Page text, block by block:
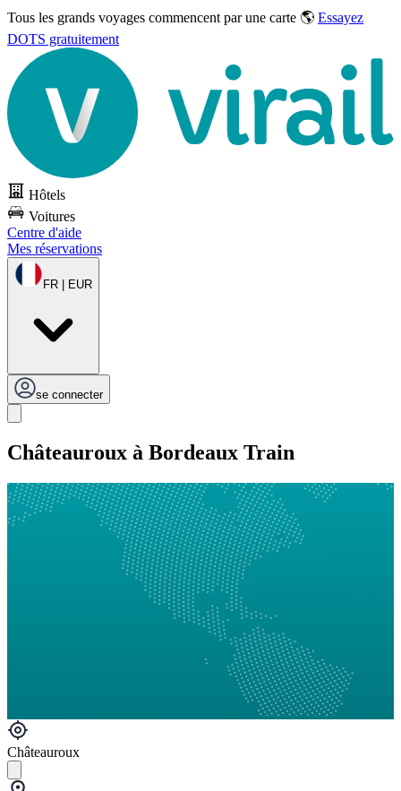
Tous les grands voyages commencent par une carte 🌎 Essayez
DOTS gratuitement
Hôtels
Voitures
Centre d'aide
Mes réservations
FR | EUR
se connecter
Châteauroux à Bordeaux Train
Châteauroux